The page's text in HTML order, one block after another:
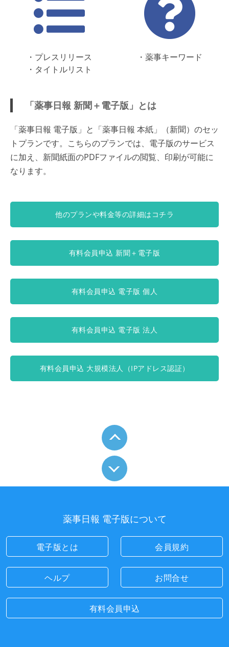
・プレスリリース
・タイトルリスト
・薬事キーワード
「薬事日報 新聞＋電子版」とは
「薬事日報 電子版」と「薬事日報 本紙」（新聞）のセッ
トプランです。こちらのプランでは、電子版のサービス
に加え、新聞紙面のPDFファイルの閲覧、印刷が可能に
なります。
他のプランや料金等の詳細はコチラ
有料会員申込 新聞＋電子版
有料会員申込 電子版 個人
有料会員申込 電子版 法人
有料会員申込 大規模法人（IPアドレス認証）
薬事日報 電子版について
電子版とは 会員規約
ヘルプ お問合せ
有料会員申込